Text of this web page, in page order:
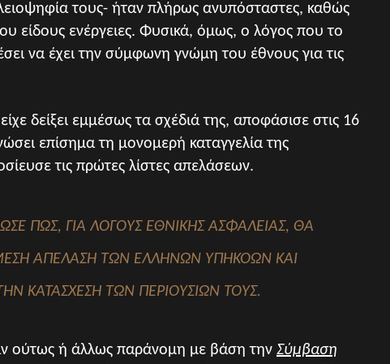
τους- ήταν πλήρως ανυπόσταστες, καθώς
είδους ενέργειες. Φυσικά, όμως, ο λόγος που το
να έχει την σύμφωνη γνώμη του έθνους για τις
δείξει εμμέσως τα σχέδιά της, αποφάσισε στις 16
επίσημα τη μονομερή καταγγελία της
τις πρώτες λίστες απελάσεων.
ΠΩΣ, ΓΙΑ ΛΌΓΟΥΣ ΕΘΝΙΚΉΣ ΑΣΦΆΛΕΙΑΣ, ΘΑ
ΑΠΈΛΑΣΗ ΤΩΝ ΕΛΛΉΝΩΝ ΥΠΗΚΌΩΝ ΚΑΙ
ΚΑΤΆΣΧΕΣΗ ΤΩΝ ΠΕΡΙΟΥΣΙΏΝ ΤΟΥΣ.
ούτως ή άλλως παράνομη με βάση την Σύμβαση